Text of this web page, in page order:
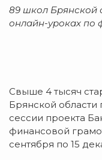
89 школ Брянской
онлайн-уроках по
Свыше 4 тысяч
Брянской области
сессии проекта
финансовой
сентября по 15